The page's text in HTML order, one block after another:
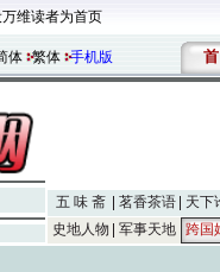
维读者为首页
体 繁体 手机版 首
五 味 斋 茗香茶语
天下
史地人物
军事天地 跨国